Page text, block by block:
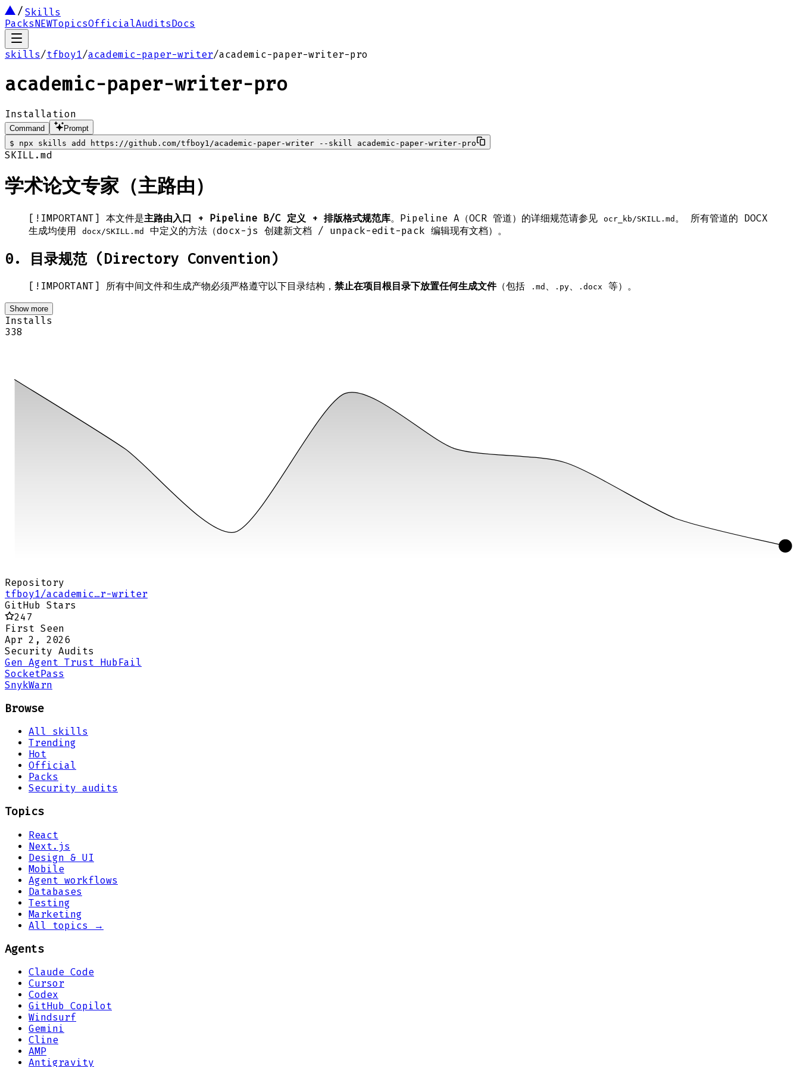
Skills
PacksNEWTopicsOfficialAuditsDocs
skills/tfboy1/academic-paper-writer/academic-paper-writer-pro
academic-paper-writer-pro
Installation
Command
Prompt
$
npx skills add https://github.com/tfboy1/academic-paper-writer --skill academic-paper-writer-pro
SKILL.md
学术论文专家（主路由）
[!IMPORTANT] 本文件是主路由入口 + Pipeline B/C 定义 + 排版格式规范库。Pipeline A（OCR 管道）的详细规范请参见 ocr_kb/SKILL.md 。 所有管道的 DOCX
生成均使用
docx/SKILL.md 中定义的方法（docx-js 创建新文档 / unpack-edit-pack 编辑现有文档）。
0. 目录规范 (Directory Convention)
[!IMPORTANT] 所有中间文件和生成产物必须严格遵守以下目录结构， 禁止在项目根目录下放置任何生成文件（包括 .md .py .docx 等）。
Show more
Installs
338
Repository
tfboy1/academic…r-writer
GitHub Stars
247
First Seen
Apr 2, 2026
Security Audits
Gen Agent Trust HubFail
SocketPass
SnykWarn
Browse
All skills
Trending
Hot
Official
Packs
Security audits
Topics
React
Next.js
Design & UI
Mobile
Agent workflows
Databases
Testing
Marketing
All topics →
Agents
Claude Code
Cursor
Codex
GitHub Copilot
Windsurf
Gemini
Cline
AMP
Antigravity